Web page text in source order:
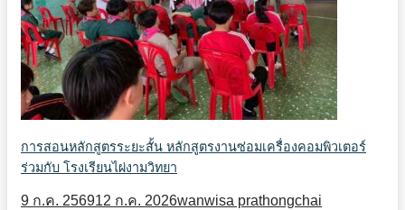
การสอนหลักสูตรระยะสั้น หลักสูตรงานซ่อมเครื่องคอมพิวเตอร์
ร่วมกับ โรงเรียนไผ่งามวิทยา
9 ก.ค. 256912 ก.ค. 2026wanwisa prathongchai